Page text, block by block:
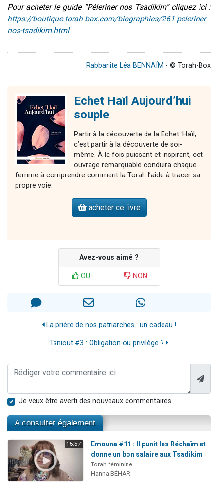
Pour acheter le guide “Péleriner nos Tsadikim” cliquez ici :
https://boutique.torah-box.com/biographies/261-peleriner-
nos-tsadikim.html
Rabbanite Léa BENNAÏM - © Torah-Box
Echet Haïl Aujourd’hui
souple
Partir à la découverte de la Echet ‘Haïl,
c’est partir à la découverte de soi-
même. À la fois puissant et inspirant, cet
ouvrage remarquable conduira chaque
femme à comprendre comment la Torah l’aide à tracer sa
propre voie.
acheter ce livre
Avez-vous aimé ?
OUI NON
La prière de nos patriarches : un cadeau !
Tsniout #3 : Obligation ou privilège ?
Je veux être averti des nouveaux commentaires
A consulter également
15:57
Emouna #11 : Il punit les Réchaïm et
donne un bon salaire aux Tsadikim
Torah féminine
Hanna BÉHAR